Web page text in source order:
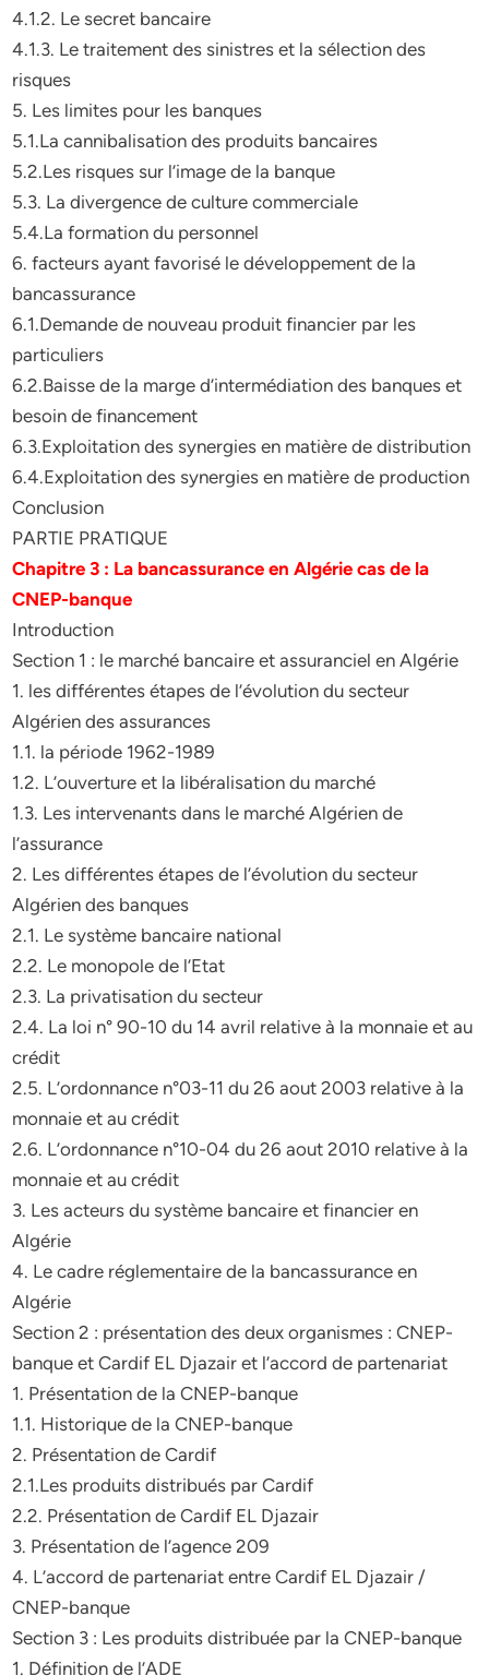
4.1.2. Le secret bancaire
4.1.3. Le traitement des sinistres et la sélection des
risques
5. Les limites pour les banques
5.1.La cannibalisation des produits bancaires
5.2.Les risques sur l’image de la banque
5.3. La divergence de culture commerciale
5.4.La formation du personnel
6. facteurs ayant favorisé le développement de la
bancassurance
6.1.Demande de nouveau produit financier par les
particuliers
6.2.Baisse de la marge d’intermédiation des banques et
besoin de financement
6.3.Exploitation des synergies en matière de distribution
6.4.Exploitation des synergies en matière de production
Conclusion
PARTIE PRATIQUE
Chapitre 3 : La bancassurance en Algérie cas de la
CNEP-banque
Introduction
Section 1 : le marché bancaire et assuranciel en Algérie
1. les différentes étapes de l’évolution du secteur
Algérien des assurances
1.1. la période 1962-1989
1.2. L’ouverture et la libéralisation du marché
1.3. Les intervenants dans le marché Algérien de
l’assurance
2. Les différentes étapes de l’évolution du secteur
Algérien des banques
2.1. Le système bancaire national
2.2. Le monopole de l’Etat
2.3. La privatisation du secteur
2.4. La loi n° 90-10 du 14 avril relative à la monnaie et au
crédit
2.5. L’ordonnance n°03-11 du 26 aout 2003 relative à la
monnaie et au crédit
2.6. L’ordonnance n°10-04 du 26 aout 2010 relative à la
monnaie et au crédit
3. Les acteurs du système bancaire et financier en
Algérie
4. Le cadre réglementaire de la bancassurance en
Algérie
Section 2 : présentation des deux organismes : CNEP-
banque et Cardif EL Djazair et l’accord de partenariat
1. Présentation de la CNEP-banque
1.1. Historique de la CNEP-banque
2. Présentation de Cardif
2.1.Les produits distribués par Cardif
2.2. Présentation de Cardif EL Djazair
3. Présentation de l’agence 209
4. L’accord de partenariat entre Cardif EL Djazair /
CNEP-banque
Section 3 : Les produits distribuée par la CNEP-banque
1. Définition de l’ADE